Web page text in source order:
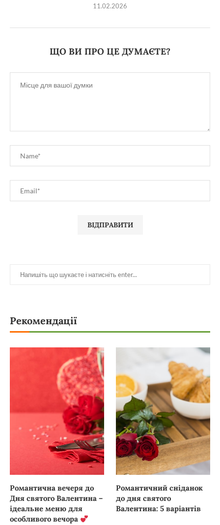
11.02.2026
ЩО ВИ ПРО ЦЕ ДУМАЄТЕ?
Рекомендації
Романтична вечеря до
Дня святого Валентина –
ідеальне меню для
особливого вечора
Романтичний сніданок
до дня святого
Валентина: 5 варіантів